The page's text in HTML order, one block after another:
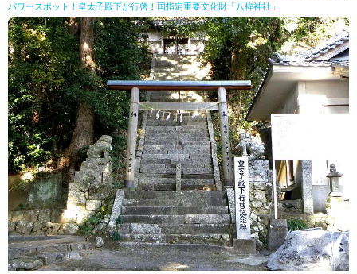
パワースポット！皇太子殿下が行啓！国指定重要文化財「八桙神社」